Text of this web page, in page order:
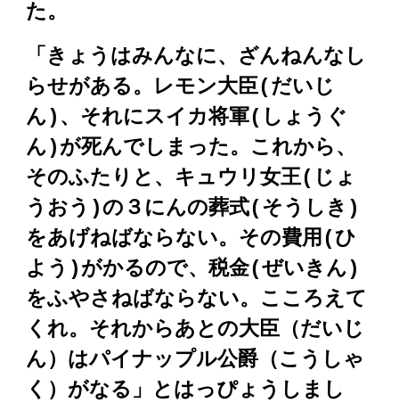
た。
「きょうはみんなに、ざんねんなし
らせがある。 レモン大臣(だいじ
ん) 、それにスイカ将軍(しょうぐ
ん)が死んでしまった。これから、
そのふたりと、 キュウリ女王(じょ
うおう)の３にんの葬式(そうしき)
をあげねばならない。その費用(ひ
よう)がかるので、税金(ぜいきん)
をふやさねばならない。こころえて
くれ。それからあとの大臣（だいじ
ん）はパイナップル公爵（こうしゃ
く）がなる」とはっぴょうしまし